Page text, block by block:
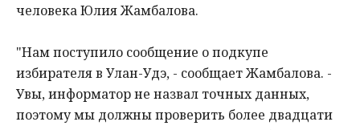
человекаЮлияЖамбалова.
"Нампоступило сообщение оподкупе
избирателяв Улан-Удэ, - сообщаетЖамбалова. -
Увы,информаторне назвал точных данных,
поэтомумы должныпроверить более двадцати